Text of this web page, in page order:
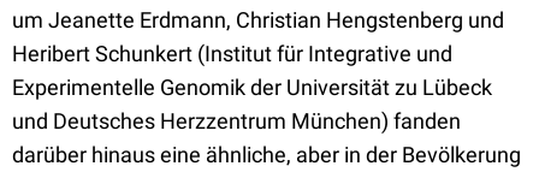
um Jeanette Erdmann, Christian Hengstenberg und
Heribert Schunkert (Institut für Integrative und
Experimentelle Genomik der Universität zu Lübeck
und Deutsches Herzzentrum München) fanden
darüber hinaus eine ähnliche, aber in der Bevölkerung